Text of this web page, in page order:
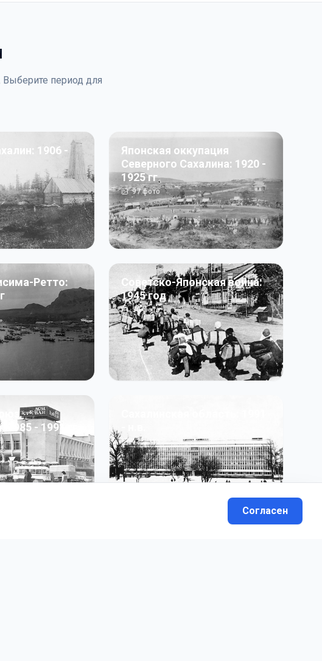
Выберите период для
1906 -
Японская оккупация
Северного Сахалина: 1920 -
1925 гг
97фото
Ретто:
Советско-Японская война:
1945 год
50фото
- 1991 гг
13фото
Согласен